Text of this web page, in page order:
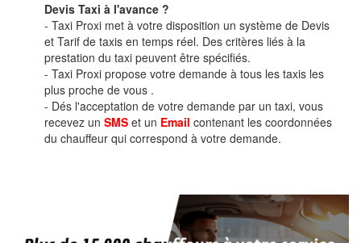
Devis Taxi à l'avance ?
- Taxi Proxi met à votre disposition un système de Devis
et Tarif de taxis en temps réel. Des critères liés à la
prestation du taxi peuvent être spécifiés.
- Taxi Proxi propose votre demande à tous les taxis les
plus proche de vous .
- Dés l'acceptation de votre demande par un taxi, vous
recevez un SMS et un Email contenant les coordonnées
du chauffeur qui correspond à votre demande.